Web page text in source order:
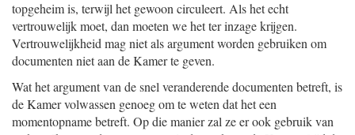
topgeheim is, terwijl het gewoon circuleert. Als het echt
vertrouwelijk moet, dan moeten we het ter inzage krijgen.
Vertrouwelijkheid mag niet als argument worden gebruiken om
documenten niet aan de Kamer te geven.
Wat het argument van de snel veranderende documenten betreft, is
de Kamer volwassen genoeg om te weten dat het een
momentopname betreft. Op die manier zal ze er ook gebruik van